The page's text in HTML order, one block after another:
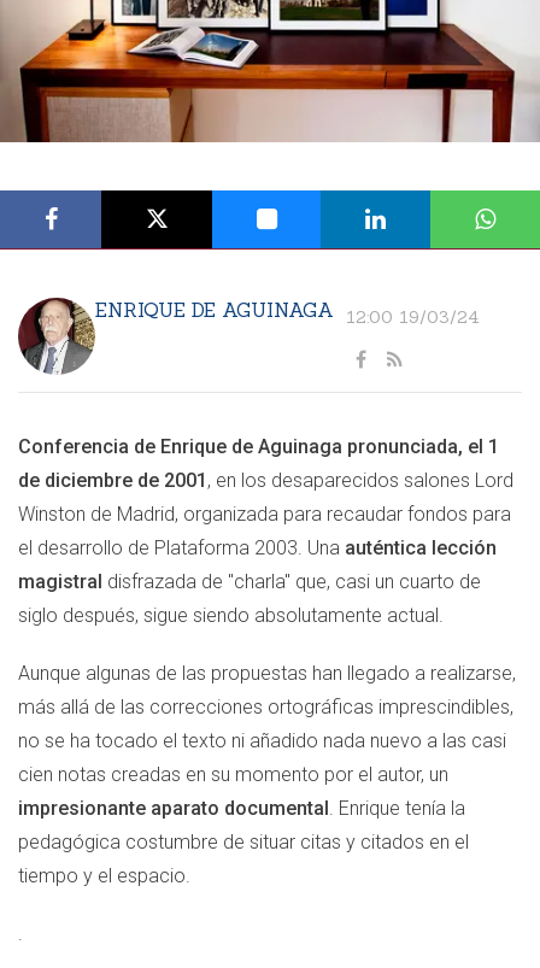
ENRIQUE DE AGUINAGA 12:00 19/03/24
Conferencia de Enrique de Aguinaga pronunciada, el 1
de diciembre de 2001 , en los desaparecidos salones Lord
Winston de Madrid, organizada para recaudar fondos para
el desarrollo de Plataforma 2003. Una auténtica lección
magistral disfrazada de "charla" que, casi un cuarto de
siglo después, sigue siendo absolutamente actual.
Aunque algunas de las propuestas han llegado a realizarse,
más allá de las correcciones ortográficas imprescindibles,
no se ha tocado el texto ni añadido nada nuevo a las casi
cien notas creadas en su momento por el autor, un
impresionante aparato documental. Enrique tenía la
pedagógica costumbre de situar citas y citados en el
tiempo y el espacio.
.